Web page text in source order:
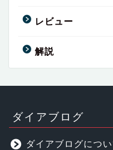
レビュー
解説
ダイアブログ
ダイアブログについ